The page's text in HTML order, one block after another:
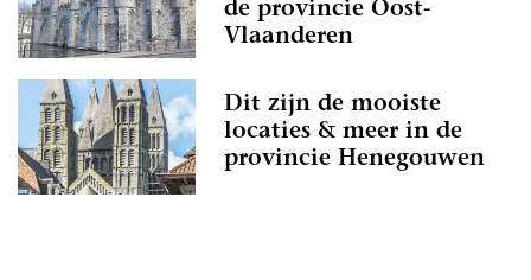
de provincie Oost-
Vlaanderen
Dit zijn de mooiste
locaties & meer in de
provincie Henegouwen